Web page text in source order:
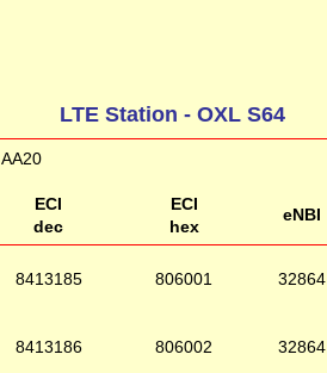
LTE Station - OXL S64
AA20
ECI
dec
ECI
hex
eNBI
8413185 806001 32864
8413186 806002 32864